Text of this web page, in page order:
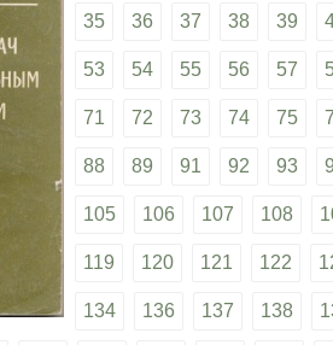
35 36 37 38 39
53 54 55 56 57
71 72 73 74 75
88 89 91 92 93
105 106 107 108
119 120 121 122
134 136 137 138